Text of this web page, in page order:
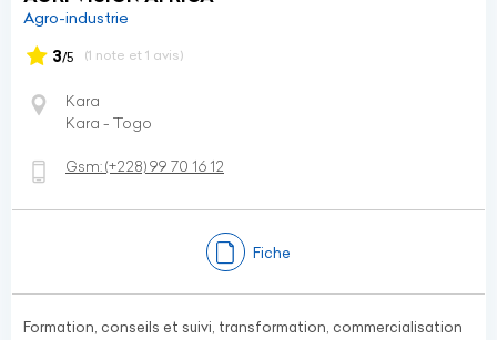
Agro-industrie
3/5 (1 note et 1 avis)
Kara
Kara - Togo
Gsm:(+228)99 70 16 12
Fiche
Formation, conseils et suivi, transformation, commercialisation